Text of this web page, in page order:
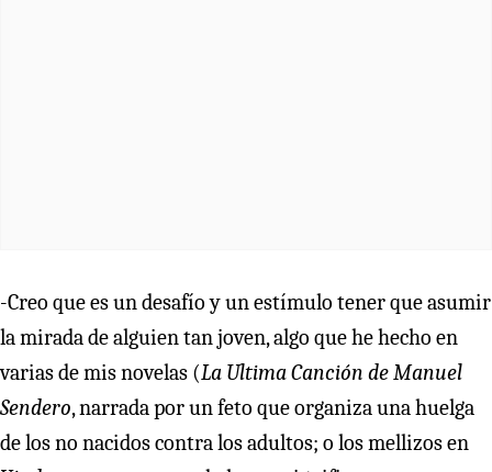
-Creo que es un desafío y un estímulo tener que asumir
la mirada de alguien tan joven, algo que he hecho en
varias de mis novelas (La Ultima Canción de Manuel
Sendero, narrada por un feto que organiza una huelga
de los no nacidos contra los adultos; o los mellizos en